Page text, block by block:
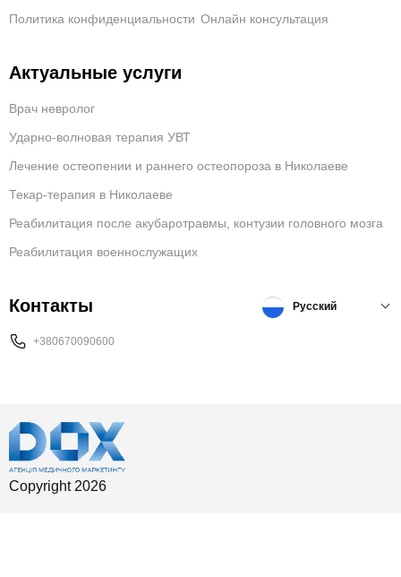
Политика конфиденциальности Онлайн консультация
Актуальные услуги
Врач невролог
Ударно-волновая терапия УВТ
Лечение остеопении и раннего остеопороза в Николаеве
Текар-терапия в Николаеве
Реабилитация после акубаротравмы, контузии головного мозга
Реабилитация военнослужащих
Контакты
+380670090600
Русский
Copyright 2026